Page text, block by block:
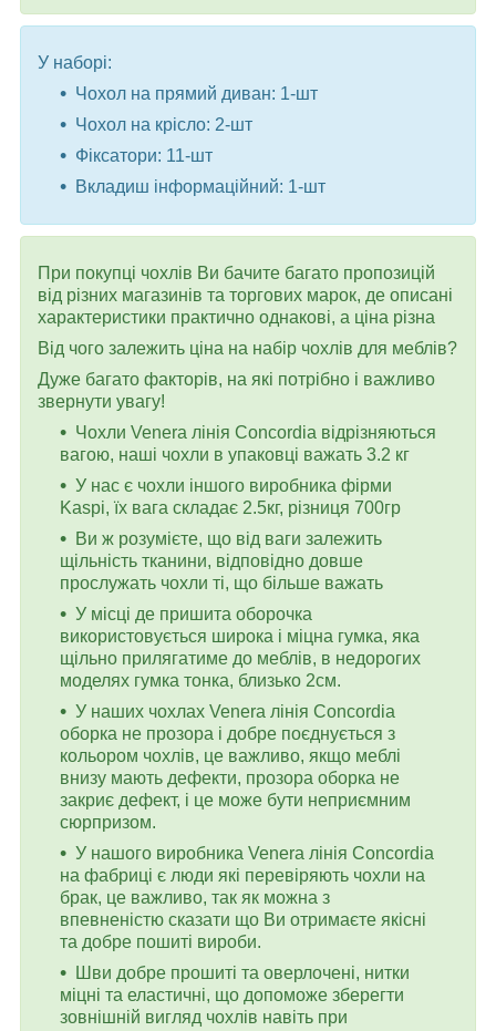
У наборі:
Чохол на прямий диван: 1-шт
Чохол на крісло: 2-шт
Фіксатори: 11-шт
Вкладиш інформаційний: 1-шт
При покупці чохлів Ви бачите багато пропозицій
від різних магазинів та торгових марок, де описані
характеристики практично однакові, а ціна різна
Від чого залежить ціна на набір чохлів для меблів?
Дуже багато факторів, на які потрібно і важливо
звернути увагу!
Чохли Venera лінія Concordia відрізняються
вагою, наші чохли в упаковці важать 3.2 кг
У нас є чохли іншого виробника фірми
Kaspi, їх вага складає 2.5кг, різниця 700гр
Ви ж розумієте, що від ваги залежить
щільність тканини, відповідно довше
прослужать чохли ті, що більше важать
У місці де пришита оборочка
використовується широка і міцна гумка, яка
щільно прилягатиме до меблів, в недорогих
моделях гумка тонка, близько 2см.
У наших чохлах Venera лінія Concordia
оборка не прозора і добре поєднується з
кольором чохлів, це важливо, якщо меблі
внизу мають дефекти, прозора оборка не
закриє дефект, і це може бути неприємним
сюрпризом.
У нашого виробника Venera лінія Concordia
на фабриці є люди які перевіряють чохли на
брак, це важливо, так як можна з
впевненістю сказати що Ви отримаєте якісні
та добре пошиті вироби.
Шви добре прошиті та оверлочені, нитки
міцні та еластичні, що допоможе зберегти
зовнішній вигляд чохлів навіть при